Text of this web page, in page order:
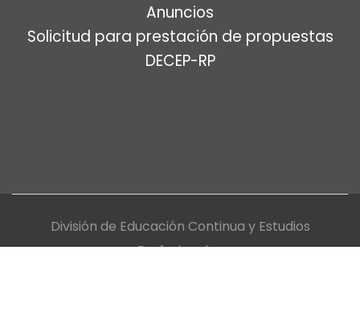
Anuncios
Solicitud para prestación de propuestas
DECEP-RP
División de Educación Continua y Estudios
Profesionales